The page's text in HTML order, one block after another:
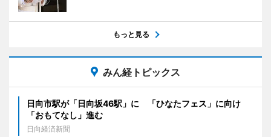
もっと見る
みん経トピックス
日向市駅が「日向坂46駅」に 「ひなたフェス」に向け
「おもてなし」進む
日向経済新聞